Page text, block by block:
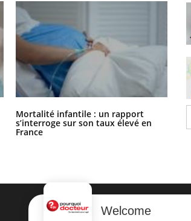
Mortalité infantile : un rapport
s’interroge sur son taux élevé en
France
Welcome